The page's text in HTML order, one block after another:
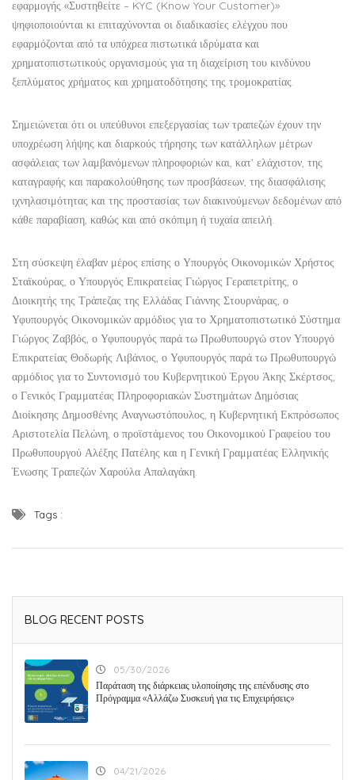
εφαρμογής «Συστηθείτε – KYC (Know Your Customer)»
ψηφιοποιούνται κι επιταχύνονται οι διαδικασίες ελέγχου που
εφαρμόζονται από τα υπόχρεα πιστωτικά ιδρύματα και
χρηματοπιστωτικούς οργανισμούς για τη διαχείριση του κινδύνου
ξεπλύματος χρήματος και χρηματοδότησης της τρομοκρατίας.
Σημειώνεται ότι οι υπεύθυνοι επεξεργασίας των τραπεζών έχουν την
υποχρέωση λήψης και διαρκούς τήρησης των κατάλληλων μέτρων
ασφάλειας των λαμβανόμενων πληροφοριών και, κατ’ ελάχιστον, της
καταγραφής και παρακολούθησης των προσβάσεων, της διασφάλισης
ιχνηλασιμότητας και της προστασίας των διακινούμενων δεδομένων από
κάθε παραβίαση, καθώς και από σκόπιμη ή τυχαία απειλή.
Στη σύσκεψη έλαβαν μέρος επίσης ο Υπουργός Οικονομικών Χρήστος
Σταϊκούρας, ο Υπουργός Επικρατείας Γιώργος Γεραπετρίτης, ο
Διοικητής της Τράπεζας της Ελλάδας Γιάννης Στουρνάρας, ο
Υφυπουργός Οικονομικών αρμόδιος για το Χρηματοπιστωτικό Σύστημα
Γιώργος Ζαββός, ο Υφυπουργός παρά τω Πρωθυπουργώ στον Υπουργό
Επικρατείας Θοδωρής Λιβάνιος, ο Υφυπουργός παρά τω Πρωθυπουργώ
αρμόδιος για το Συντονισμό του Κυβερνητικού Έργου Άκης Σκέρτσος,
ο Γενικός Γραμματέας Πληροφοριακών Συστημάτων Δημόσιας
Διοίκησης Δημοσθένης Αναγνωστόπουλος, η Κυβερνητική Εκπρόσωπος
Αριστοτελία Πελώνη, ο προϊστάμενος του Οικονομικού Γραφείου του
Πρωθυπουργού Αλέξης Πατέλης και η Γενική Γραμματέας Ελληνικής
Ένωσης Τραπεζών Χαρούλα Απαλαγάκη.
Tags :
BLOG RECENT POSTS
05/30/2026
Παράταση της διάρκειας υλοποίησης της επένδυσης στο
Πρόγραμμα «Αλλάζω Συσκευή για τις Επιχειρήσεις»
04/21/2026